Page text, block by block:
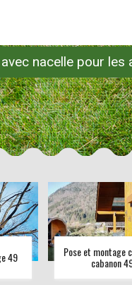
nacelle pour
49 Pose et montage
cabanon